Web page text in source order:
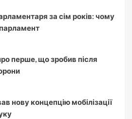
за сім років: чому
перше, що зробив після
нову концепцію мобілізації